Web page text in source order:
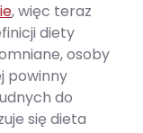
, więc teraz
diety
osoby
powinny
do
się dieta